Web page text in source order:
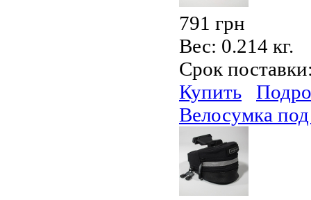
791 грн
Вес: 0.214 кг.
Срок
Купить
Велосумка